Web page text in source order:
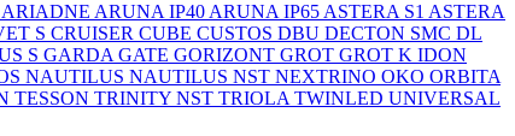
ARIADNE ARUNA IP40 ARUNA IP65 ASTERA S1 ASTERA
S CRUISER CUBE CUSTOS DBU DECTON SMC DL
S GARDA GATE GORIZONT GROT GROT K IDON
NAUTILUS NAUTILUS NST NEXTRINO OKO ORBITA
TESSON TRINITY NST TRIOLA TWINLED UNIVERSAL